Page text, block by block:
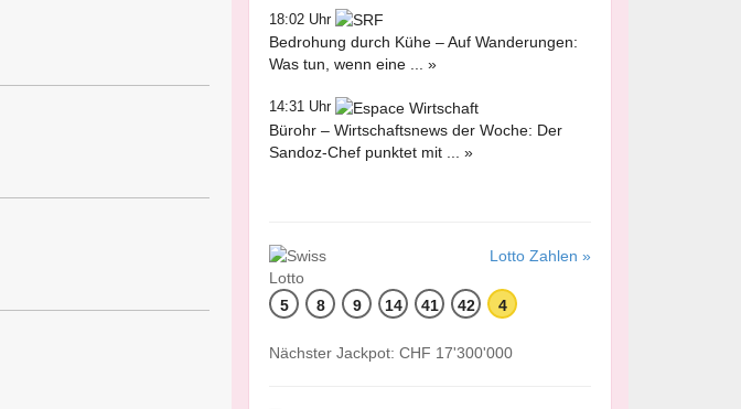
18:02 Uhr
Bedrohung durch Kühe – Auf Wanderungen:
Was tun, wenn eine ... »
14:31 Uhr
Bürohr – Wirtschaftsnews der Woche: Der
Sandoz-Chef punktet mit ... »
Lotto Zahlen »
5 8 9 14 41 42 4
Nächster Jackpot: CHF 17'300'000